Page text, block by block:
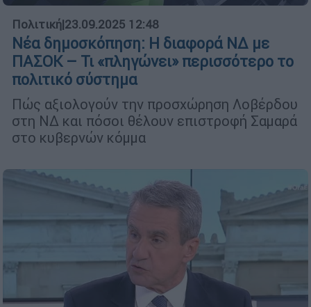
Πολιτική|23.09.2025 12:48
Νέα δημοσκόπηση: Η διαφορά ΝΔ με
ΠΑΣΟΚ – Τι «πληγώνει» περισσότερο το
πολιτικό σύστημα
Πώς αξιολογούν την προσχώρηση Λοβέρδου
στη ΝΔ και πόσοι θέλουν επιστροφή Σαμαρά
στο κυβερνών κόμμα